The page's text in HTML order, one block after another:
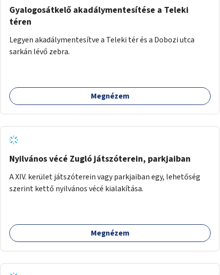
Gyalogosátkelő akadálymentesítése a Teleki
téren
Legyen akadálymentesítve a Teleki tér és a Dobozi utca
sarkán lévő zebra.
Megnézem
Nyilvános vécé Zugló játszóterein, parkjaiban
A XIV. kerület játszóterein vagy parkjaiban egy, lehetőség
szerint kettő nyilvános vécé kialakítása.
Megnézem